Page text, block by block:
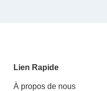
Lien Rapide
À propos de nous